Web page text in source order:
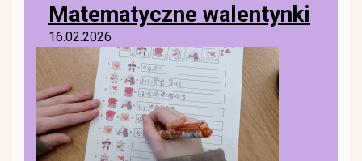
Matematyczne walentynki
16.02.2026